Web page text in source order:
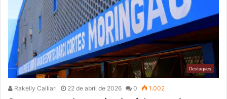
Destaques
Rakelly Calliari 22 de abril de 2026 0 1.002